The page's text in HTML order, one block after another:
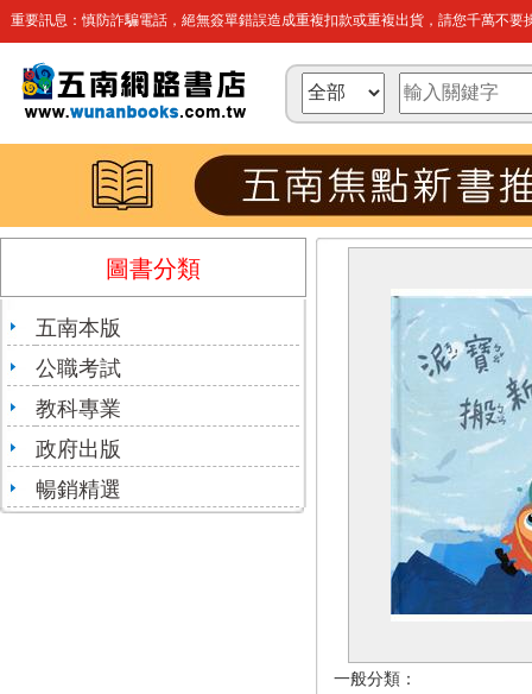
重要訊息：慎防詐騙電話，絕無簽單錯誤造成重複扣款或重複出貨，請您千萬不要
圖書分類
五南本版
公職考試
教科專業
政府出版
暢銷精選
一般分類：